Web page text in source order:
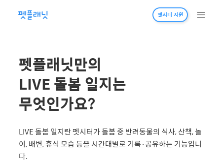
펫시터 지원
펫플래닛만의
LIVE 돌봄 일지는
무엇인가요?
LIVE 돌봄 일지란 펫시터가 돌봄 중 반려동물의 식사, 산책, 놀
이, 배변, 휴식 모습 등을 시간대별로 기록·공유하는 기능입니
다.